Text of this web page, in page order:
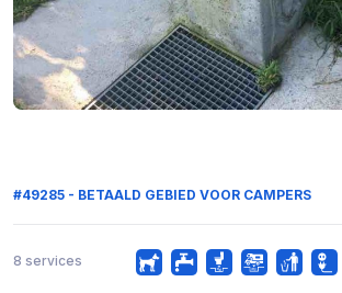
#49285 - BETAALD GEBIED VOOR CAMPERS
8 services